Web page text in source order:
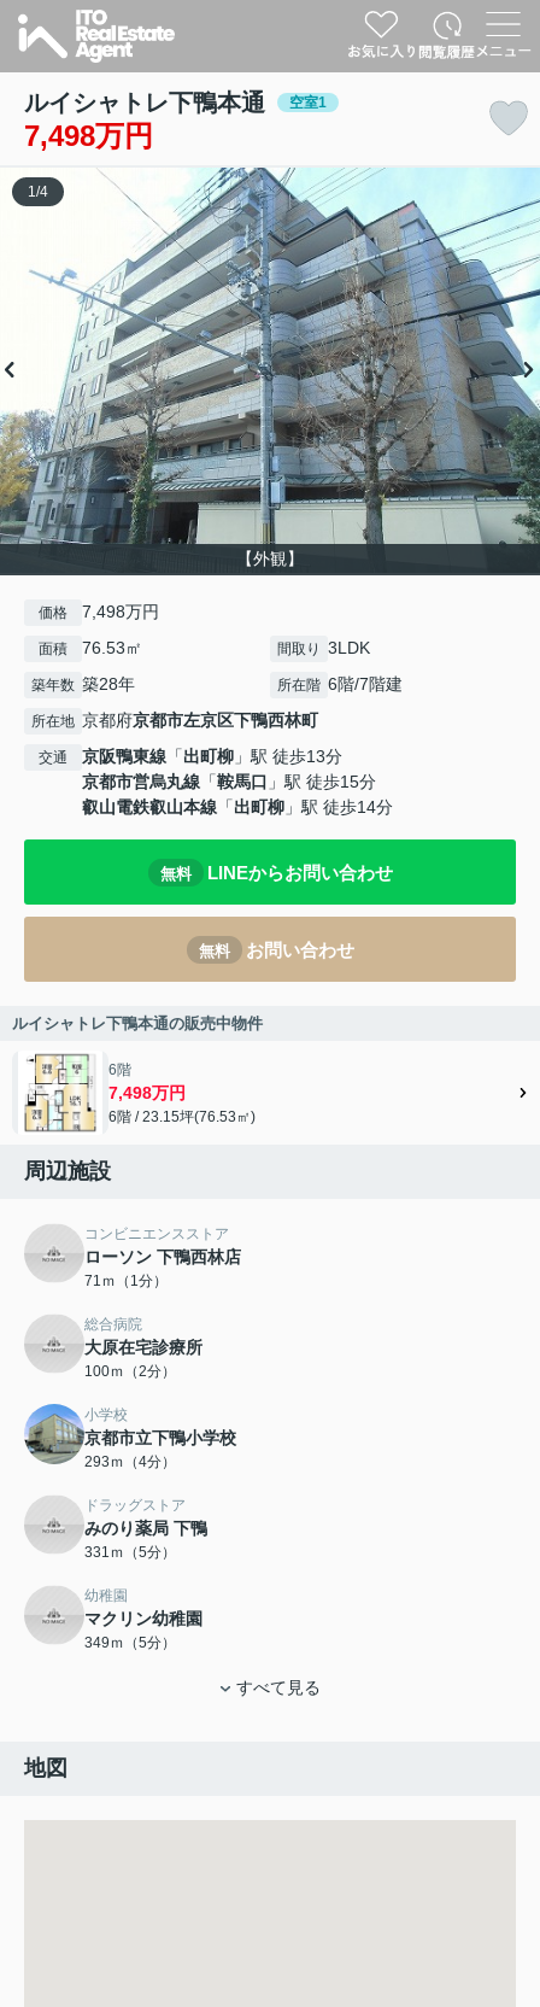
ルイシャトレ下鴨本通 空室1
7,498万円
【外観】
1 /4
価格 7,498万円
面積 76.53㎡ 間取り 3LDK
築年数 築28年 所在階 6階/7階建
所在地 京都府京都市左京区下鴨西林町
交通 京阪鴨東線 「出町柳 」駅 徒歩13分
京都市営烏丸線 「鞍馬口 」駅 徒歩15分
叡山電鉄叡山本線 「出町柳 」駅 徒歩14分
無料 LINEからお問い合わせ
無料 お問い合わせ
ルイシャトレ下鴨本通の販売中物件
6階
7,498万円
6階 / 23.15坪(76.53㎡)
周辺施設
コンビニエンスストア
ローソン 下鴨西林店
71ｍ（1分）
総合病院
大原在宅診療所
100ｍ（2分）
小学校
京都市立下鴨小学校
293ｍ（4分）
ドラッグストア
みのり薬局 下鴨
331ｍ（5分）
幼稚園
マクリン幼稚園
349ｍ（5分）
すべて見る
地図